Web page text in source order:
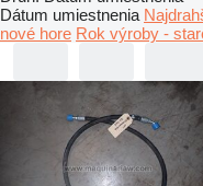
Dátum umiestnenia
nové hore Rok výroby -